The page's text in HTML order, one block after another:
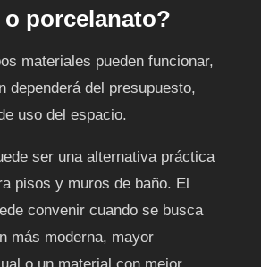
o porcelanato?
materiales pueden funcionar,
dependerá del presupuesto,
uso del espacio.
ser una alternativa práctica
pisos y muros de baño. El
convenir cuando se busca
más moderna, mayor
o un material con mejor